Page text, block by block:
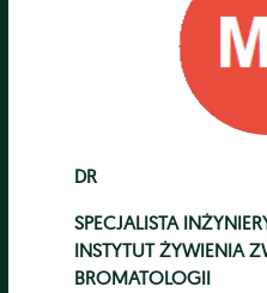
DR
SPECJALISTA
INSTYTUT ŻYWIENIA
BROMATOLOGII